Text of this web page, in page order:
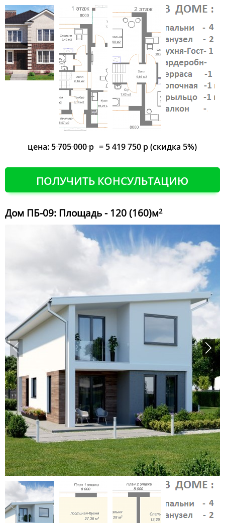
цена:5 705 000 р = 5 419 750 р (скидка 5%)
ПОЛУЧИТЬ КОНСУЛЬТАЦИЮ
Дом ПБ-09: Площадь - 120 (160)м2